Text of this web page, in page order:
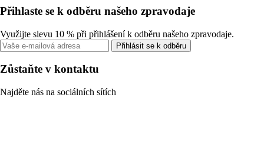
Přihlaste se k odběru našeho zpravodaje
Využijte slevu 10 % při přihlášení k odběru našeho zpravodaje.
Přihlásit se k odběru
Zůstaňte v kontaktu
Najděte nás na sociálních sítích